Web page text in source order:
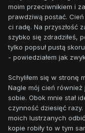
moim przeciwnikiem i
prawdziwą postać.
ci radę. Na przyszłość
szybko się zdradziłeś,
tylko popsuł pustą
- powiedziałem jak
Schyliłem się w stronę
Nagle mój cień również
sobie. Obok mnie stał
czynność dziesięć
moich lustrzanych
kopie robiły to w tym